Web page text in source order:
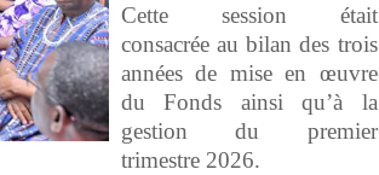
Cette session était
consacrée au bilan des trois
années de mise en œuvre
du Fonds ainsi qu’à la
gestion du premier
trimestre 2026.